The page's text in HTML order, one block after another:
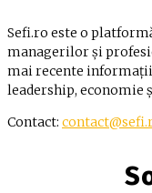
Sefi.ro este o
managerilor și
mai recente
leadership, economie
Contact: